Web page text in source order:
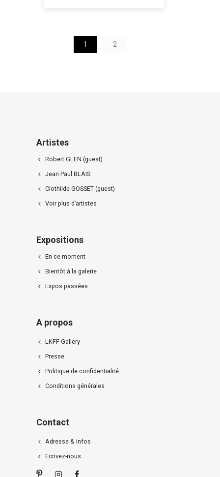
1 2
Artistes
Robert GLEN (guest)
Jean Paul BLAIS
Clothilde GOSSET (guest)
Voir plus d’artistes
Expositions
En ce moment
Bientôt à la galerie
Expos passées
A propos
LKFF Gallery
Presse
Politique de confidentialité
Conditions générales
Contact
Adresse & infos
Ecrivez-nous